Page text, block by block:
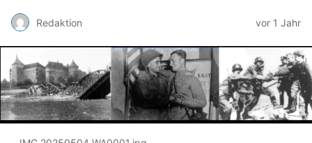
Redaktion vor 1 Jahr